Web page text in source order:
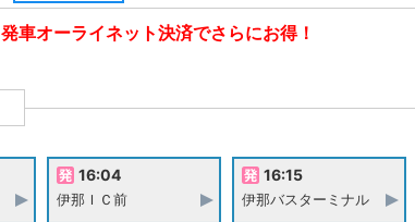
発車オーライネット決済でさらにお得！
16:04
伊那ＩＣ前
16:15
伊那バスターミナル